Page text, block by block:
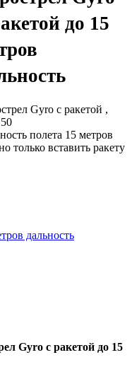
до 15
Gyro с ракетой ,
полета 15 метров
только вставить ракету
Gyro с ракетой до 15